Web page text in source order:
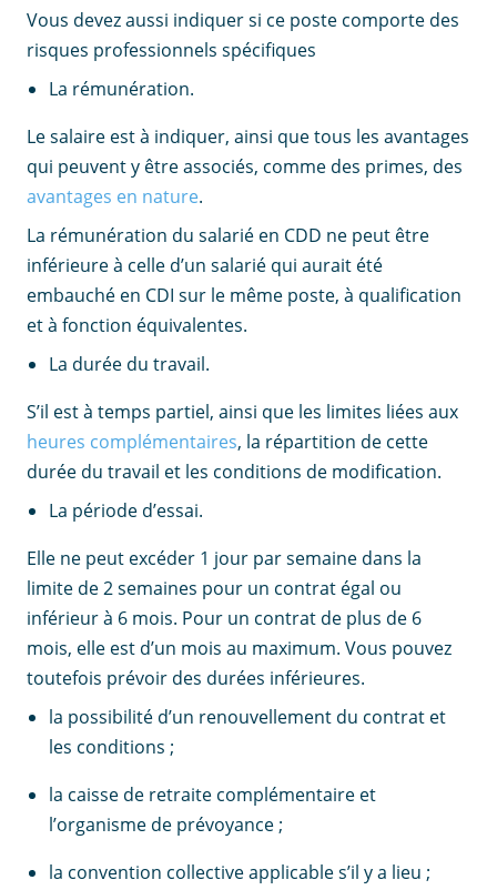
Vous devez aussi indiquer si ce poste comporte des
risques professionnels spécifiques
La rémunération.
Le salaire est à indiquer, ainsi que tous les avantages
qui peuvent y être associés, comme des primes, des
avantages en nature.
La rémunération du salarié en CDD ne peut être
inférieure à celle d’un salarié qui aurait été
embauché en CDI sur le même poste, à qualification
et à fonction équivalentes.
La durée du travail.
S’il est à temps partiel, ainsi que les limites liées aux
heures complémentaires, la répartition de cette
durée du travail et les conditions de modification.
La période d’essai.
Elle ne peut excéder 1 jour par semaine dans la
limite de 2 semaines pour un contrat égal ou
inférieur à 6 mois. Pour un contrat de plus de 6
mois, elle est d’un mois au maximum. Vous pouvez
toutefois prévoir des durées inférieures.
la possibilité d’un renouvellement du contrat et
les conditions ;
la caisse de retraite complémentaire et
l’organisme de prévoyance ;
la convention collective applicable s’il y a lieu ;